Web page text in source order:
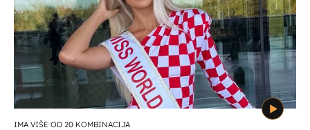
IMA VIŠE OD 20 KOMBINACIJA